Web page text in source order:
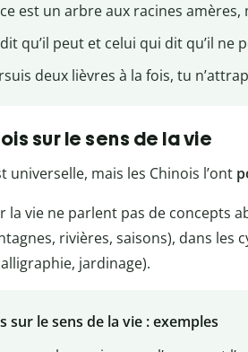
est un arbre aux racines
qu’il peut et celui qui dit qu’il
deux lièvres à la fois, tu
sur le sens de la vie
universelle, mais les Chinois l’ont
la vie ne parlent pas de concepts
rivières, saisons), dans les
jardinage).
sur le sens de la vie : exemples